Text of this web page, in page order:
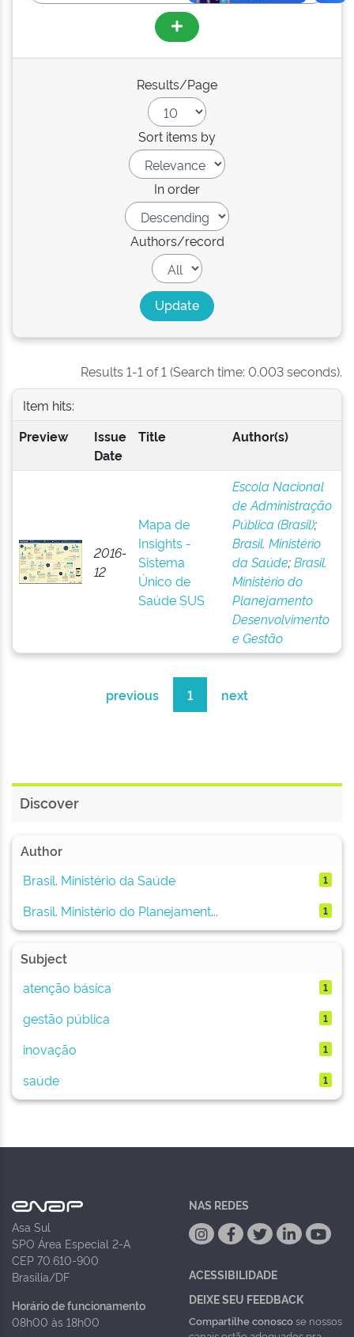
Results/Page
Sort items by
In order
Authors/record
Results 1-1 of 1 (Search time: 0.003 seconds).
Item hits:
Preview
Issue
Date
Title Author(s)
2016-
12
Mapa de
Insights -
Sistema
Único de
Saúde SUS
Escola Nacional
de Administração
Pública (Brasil);
Brasil. Ministério
da Saúde;Brasil.
Ministério do
Planejamento
Desenvolvimento
e Gestão
previous 1 next
Discover
Author
Brasil. Ministério da Saúde
1
Brasil. Ministério do Planejament... 1
Subject
atenção básica
1
gestão pública 1
inovação 1
saúde 1
Asa Sul
SPO Área Especial 2-A
CEP 70.610-900
Brasília/DF
Horário de funcionamento
08h00 às 18h00
NAS REDES
ACESSIBILIDADE
DEIXE SEU FEEDBACK
Compartilhe conoscose nossos